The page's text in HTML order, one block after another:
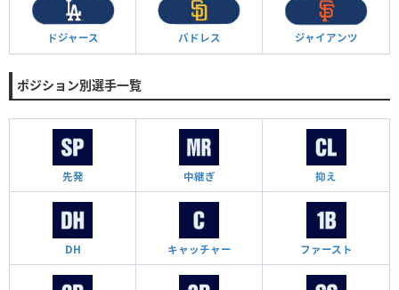
ドジャース パドレス ジャイアンツ
ポジション別選手一覧
先発 中継ぎ 抑え
DH キャッチャー ファースト